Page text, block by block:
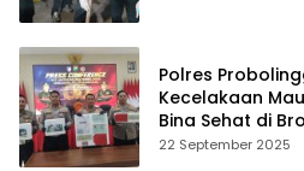
Polres
Kecelakaan
Bina Sehat di
22 September 2025